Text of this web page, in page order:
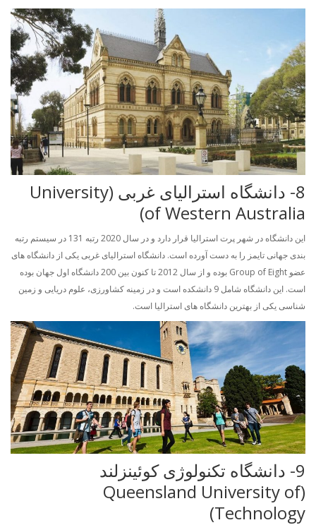
8- دانشگاه استرالیای غربی (University
of Western Australia)
این دانشگاه در شهر پرت استرالیا قرار دارد و در سال 2020 رتبه 131 در سیستم رتبه
بندی جهانی تایمز را به دست آورده است. دانشگاه استرالیای غربی یکی از دانشگاه های
عضو Group of Eight بوده و از سال 2012 تا کنون بین 200 دانشگاه اول جهان بوده
است. این دانشگاه شامل 9 دانشکده است و در زمینه کشاورزی، علوم دریایی و زمین
شناسی یکی از بهترین دانشگاه های استرالیا است.
9- دانشگاه تکنولوژی کوئینزلند
(Queensland University of
Technology)